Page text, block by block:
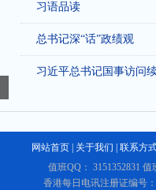
习语品读
总书记深“话”政绩观
习近平总书记国事访问
网站首页 关于我们
联系方
值班QQ： 3151352831
香港每日电讯注册证编号